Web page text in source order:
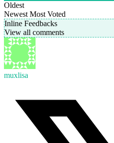
Oldest
Newest Most Voted
Inline Feedbacks
View all comments
muxlisa